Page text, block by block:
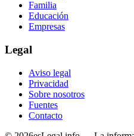
Familia
Educación
Empresas
Legal
Aviso legal
Privacidad
Sobre nosotros
Fuentes
Contacto